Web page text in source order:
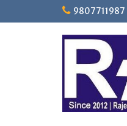
9807711987